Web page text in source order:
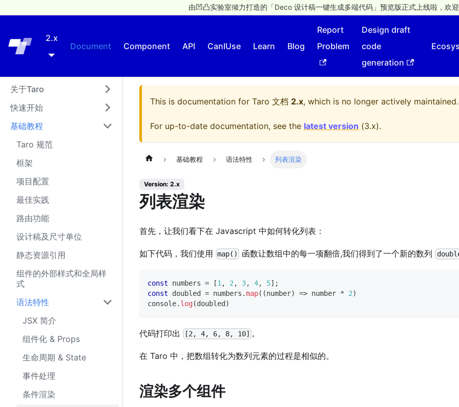
由凹凸实验室倾力打造的「Deco 设计稿一键生成多端代码」预览版正式上线啦，欢迎
2.x
Document
Component API CanIUse Learn Blog
Report
Problem
Design draft
code
generation
关于Taro
快速开始
基础教程
Taro 规范
框架
项目配置
最佳实践
路由功能
设计稿及尺寸单位
静态资源引用
组件的外部样式和全局样
式
语法特性
JSX 简介
组件化 & Props
生命周期 & State
事件处理
条件渲染
This is documentation for Taro 文档 2.x, which is no longer actively maintained.
For up-to-date documentation, see the latest version (3.x).
基础教程 语法特性 列表渲染
Version: 2.x
列表渲染
首先，让我们看下在 Javascript 中如何转化列表：
如下代码，我们使用 map() 函数让数组中的每一项翻倍,我们得到了一个新的数列
const numbers = [1 , 2 , 3, 4, 5] ;
const doubled = numbers .map( (number) => number * 2)
console. log(doubled )
代码打印出 [2, 4, 6, 8, 10] 。
在 Taro 中，把数组转化为数列元素的过程是相似的。
渲染多个组件